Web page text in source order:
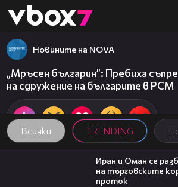
👾
Всички TRENDING
Новините на NOVA
„Мръсен българин”: Пребиха
на сдружение на българите в РСМ
00:43
Иран и Оман се
на търговските
проток